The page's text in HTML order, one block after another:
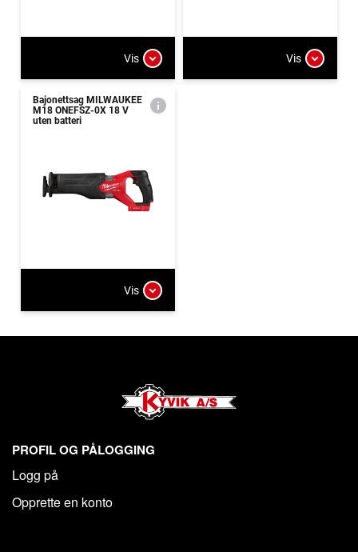
Vis Vis
Bajonettsag MILWAUKEE
M18 ONEFSZ-0X 18 V
uten batteri
Vis
PROFIL OG PÅLOGGING
Logg på
Opprette en konto